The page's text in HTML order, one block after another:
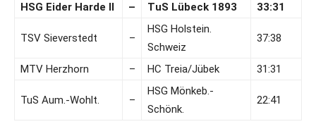
HSG Eider Harde II
– TuS Lübeck 1893 33:31
TSV Sieverstedt –
HSG Holstein.
Schweiz
37:38
MTV Herzhorn – HC Treia/Jübek 31:31
TuS Aum.-Wohlt. –
HSG Mönkeb.-
Schönk.
22:41